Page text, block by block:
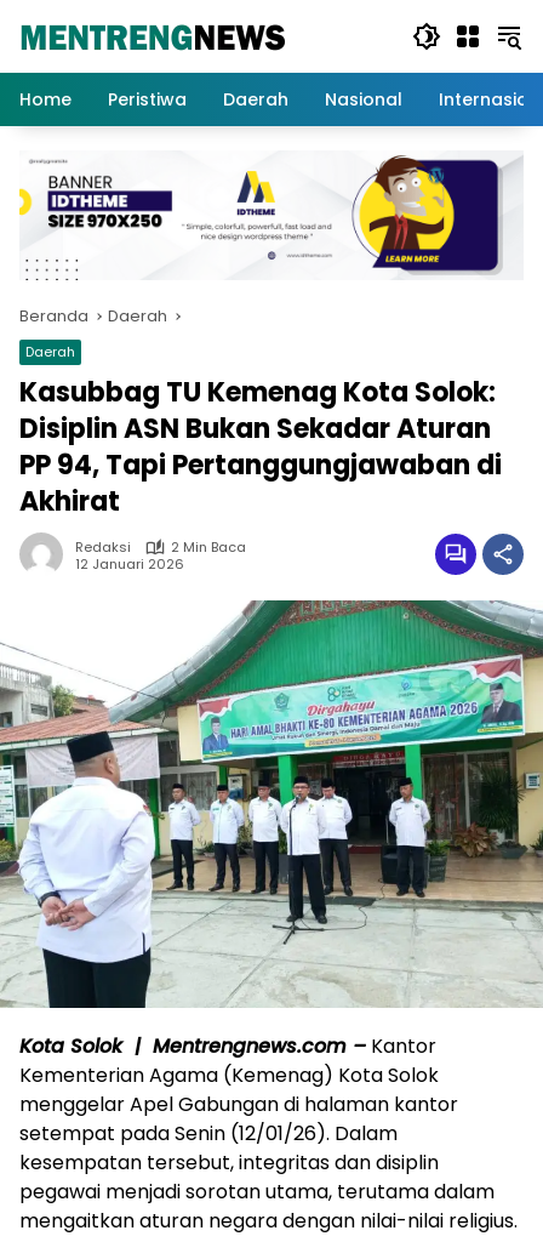
Home
Peristiwa Daerah Nasional
Beranda Daerah
Daerah
Kasubbag TU Kemenag Kota Solok:
Disiplin ASN Bukan Sekadar Aturan
PP 94, Tapi Pertanggungjawaban di
Akhirat
Redaksi
2 Min Baca
12 Januari 2026
Kota Solok | Mentrengnews.com – Kantor
Kementerian Agama (Kemenag) Kota Solok
menggelar Apel Gabungan di halaman kantor
setempat pada Senin (12/01/26). Dalam
kesempatan tersebut, integritas dan disiplin
pegawai menjadi sorotan utama, terutama dalam
mengaitkan aturan negara dengan nilai-nilai religius.